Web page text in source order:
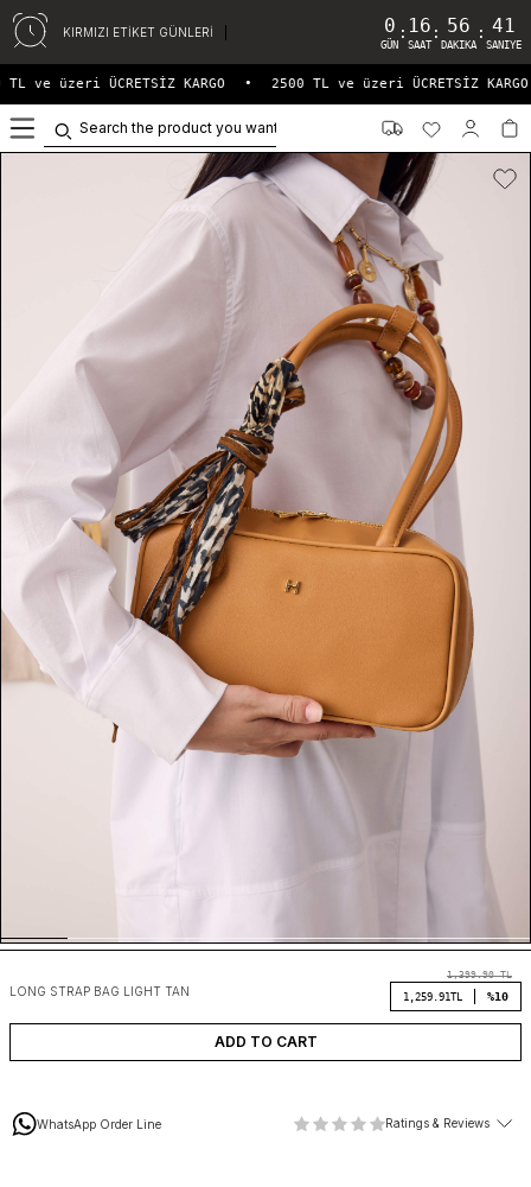
KIRMIZI ETİKET GÜNLERİ 0
GÜN
: 16
SAAT
: 56
DAKIKA
: 41
SANIYE
ve üzeri ÜCRETSİZ KARGO • 2500 TL ve üzeri ÜCRETSİZ KARGO
LONG STRAP BAG LIGHT TAN
1,399.90TL
1,259.91 TL %10
ADD TO CART
WhatsApp Order Line Ratings & Reviews